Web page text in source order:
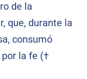
de la
que, durante la
consumó
la fe (†